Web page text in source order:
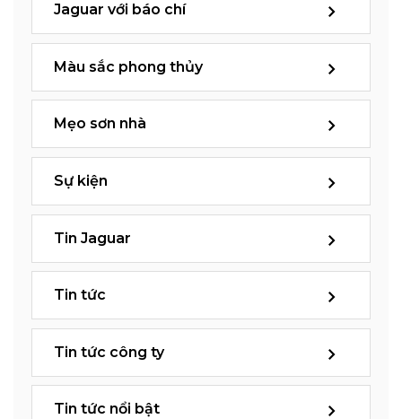
Jaguar với báo chí
Màu sắc phong thủy
Mẹo sơn nhà
Sự kiện
Tin Jaguar
Tin tức
Tin tức công ty
Tin tức nổi bật